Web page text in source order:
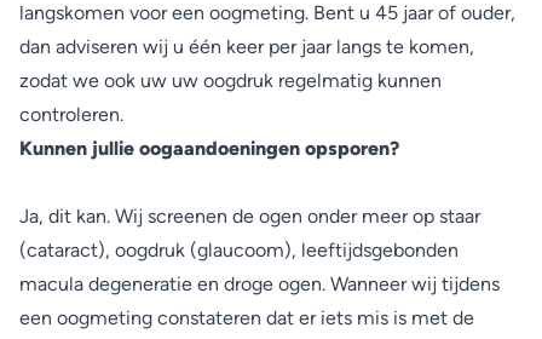
langskomen voor een oogmeting. Bent u 45 jaar of ouder,
dan adviseren wij u één keer per jaar langs te komen,
zodat we ook uw uw oogdruk regelmatig kunnen
controleren.
Kunnen jullie oogaandoeningen opsporen?
Ja, dit kan. Wij screenen de ogen onder meer op staar
(cataract), oogdruk (glaucoom), leeftijdsgebonden
macula degeneratie en droge ogen. Wanneer wij tijdens
een oogmeting constateren dat er iets mis is met de